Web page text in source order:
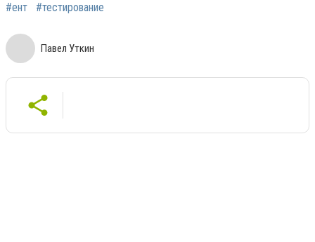
#ент #тестирование
Павел Уткин